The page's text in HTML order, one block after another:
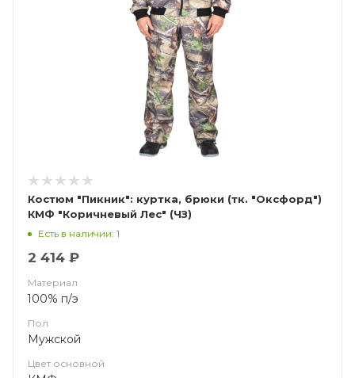
Костюм "Пикник": куртка, брюки (тк. "Оксфорд")
КМФ "Коричневый Лес" (ЧЗ)
Есть в наличии: 1
2 414 ₽
Материал
100% п/э
Пол
Мужской
Цвет основной